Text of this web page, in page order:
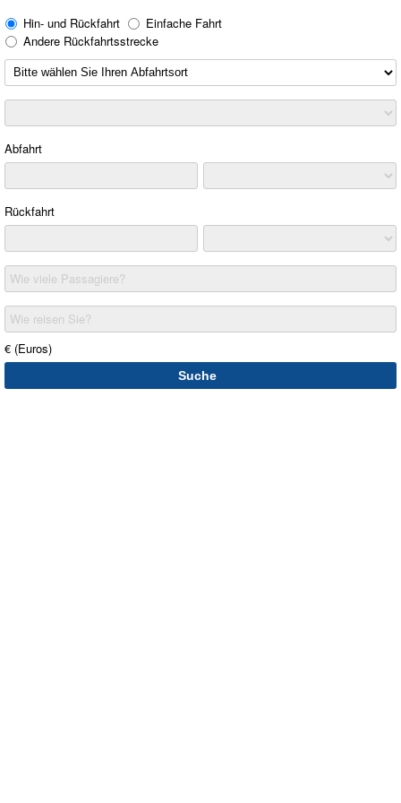
Hin- und Rückfahrt
Einfache Fahrt
Andere Rückfahrtsstrecke
Abfahrt
Rückfahrt
Wie viele Passagiere?
Wie reisen Sie?
€ (Euros)
Suche